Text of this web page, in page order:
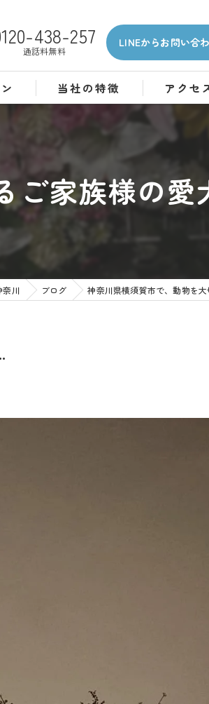
438-257
通話料無料
LINEからお問い合
当社の特徴
訪問
アクセ
ご家族様の愛
川 ブログ 神奈川県横須賀市で、動物を